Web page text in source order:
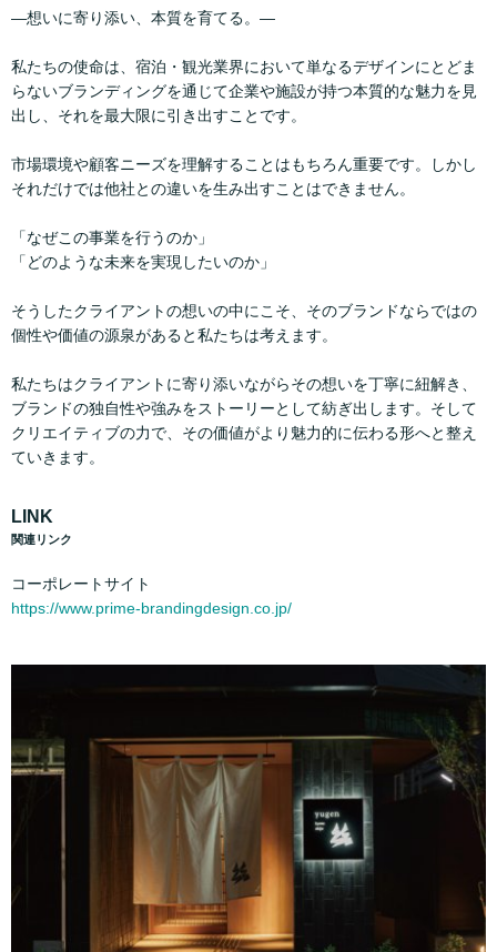
—想いに寄り添い、本質を育てる。—
私たちの使命は、宿泊・観光業界において単なるデザインにとどま
らないブランディングを通じて企業や施設が持つ本質的な魅力を見
出し、それを最大限に引き出すことです。
市場環境や顧客ニーズを理解することはもちろん重要です。しかし
それだけでは他社との違いを生み出すことはできません。
「なぜこの事業を行うのか」
「どのような未来を実現したいのか」
そうしたクライアントの想いの中にこそ、そのブランドならではの
個性や価値の源泉があると私たちは考えます。
私たちはクライアントに寄り添いながらその想いを丁寧に紐解き、
ブランドの独自性や強みをストーリーとして紡ぎ出します。そして
クリエイティブの力で、その価値がより魅力的に伝わる形へと整え
ていきます。
LINK
関連リンク
コーポレートサイト
https://www.prime-brandingdesign.co.jp/